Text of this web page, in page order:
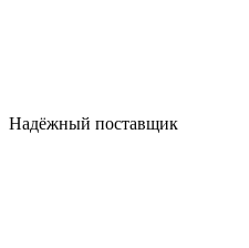
Надёжный поставщик